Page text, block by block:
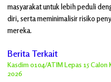
masyarakat untuk lebih peduli
diri, serta meminimalisir risiko
mereka.
Berita Terkait
Kasdim 0104/ATIM Lepas 15
2026